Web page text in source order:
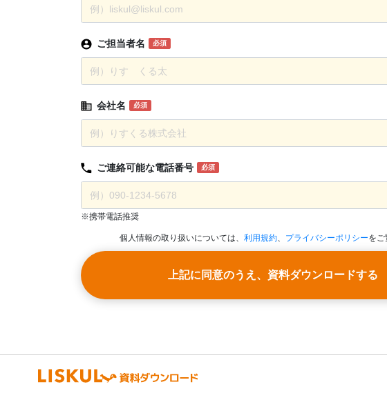
ご担当者名 必須
会社名 必須
ご連絡可能な電話番号 必須
※携帯電話推奨
個人情報の取り扱いについては、 利用規約、 プライバシーポリシーをご
上記に同意のうえ、資料ダウンロードする